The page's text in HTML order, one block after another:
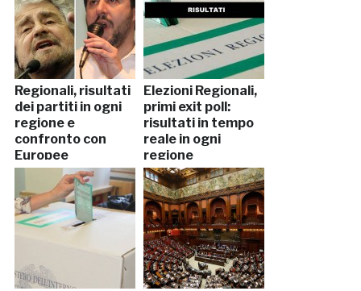
Regionali, risultati
dei partiti in ogni
regione e
confronto con
Europee
Elezioni Regionali,
primi exit poll:
risultati in tempo
reale in ogni
regione